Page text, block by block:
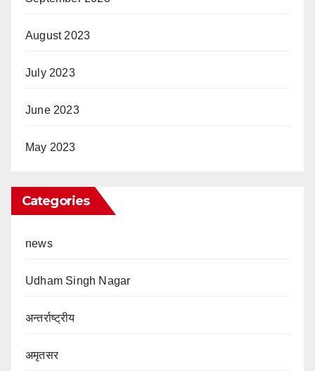
August 2023
July 2023
June 2023
May 2023
Categories
news
Udham Singh Nagar
अन्तर्राष्ट्रीय
अमृतसर